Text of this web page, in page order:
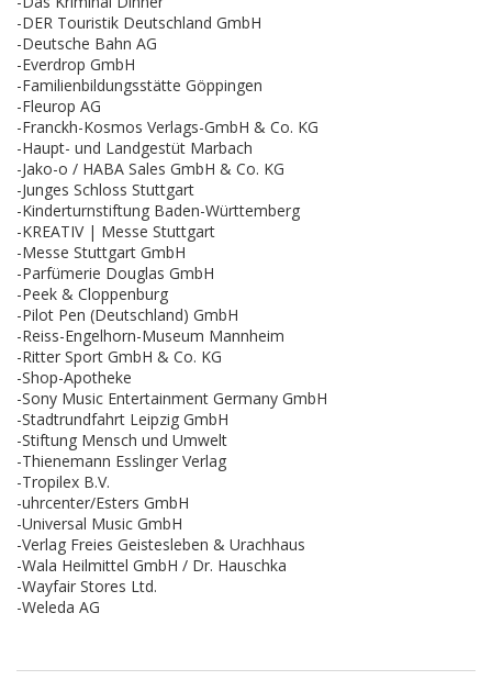
-DER Touristik Deutschland GmbH
-Deutsche Bahn AG
-Everdrop GmbH
-Familienbildungsstätte Göppingen
-Fleurop AG
-Franckh-Kosmos Verlags-GmbH & Co. KG
-Haupt- und Landgestüt Marbach
-Jako-o / HABA Sales GmbH & Co. KG
-Junges Schloss Stuttgart
-Kinderturnstiftung Baden-Württemberg
-KREATIV | Messe Stuttgart
-Messe Stuttgart GmbH
-Parfümerie Douglas GmbH
-Peek & Cloppenburg
-Pilot Pen (Deutschland) GmbH
-Reiss-Engelhorn-Museum Mannheim
-Ritter Sport GmbH & Co. KG
-Shop-Apotheke
-Sony Music Entertainment Germany GmbH
-Stadtrundfahrt Leipzig GmbH
-Stiftung Mensch und Umwelt
-Thienemann Esslinger Verlag
-Tropilex B.V.
-uhrcenter/Esters GmbH
-Universal Music GmbH
-Verlag Freies Geistesleben & Urachhaus
-Wala Heilmittel GmbH / Dr. Hauschka
-Wayfair Stores Ltd.
-Weleda AG